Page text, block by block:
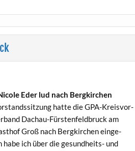
Eder lud nach Bergkirchen
hat­te die GPA-Kreisvor­
Dachau-Fürsten­feld­bruck am
Groß nach Bergkirchen ein­ge­
habe ich über die gesund­heits- und